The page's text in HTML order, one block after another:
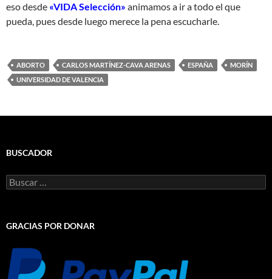
eso desde «VIDA Selección» animamos a ir a todo el que
pueda, pues desde luego merece la pena escucharle.
ABORTO CARLOS MARTÍNEZ-CAVA ARENAS ESPAÑA
MORÍN
UNIVERSIDAD DE VALENCIA
BUSCADOR
Buscar:
GRACIAS POR DONAR